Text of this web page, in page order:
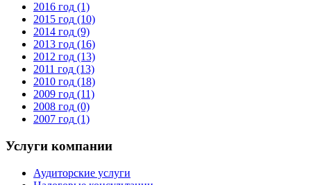
2016 год (1)
2015 год (10)
2014 год (9)
2013 год (16)
2012 год (13)
2011 год (13)
2010 год (18)
2009 год (11)
2008 год (0)
2007 год (1)
Услуги компании
Аудиторские услуги